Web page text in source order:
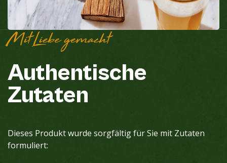
Mit Liebe gemacht
Authentische
Zutaten
Dieses Produkt wurde sorgfältig für Sie mit Zutaten
formuliert: